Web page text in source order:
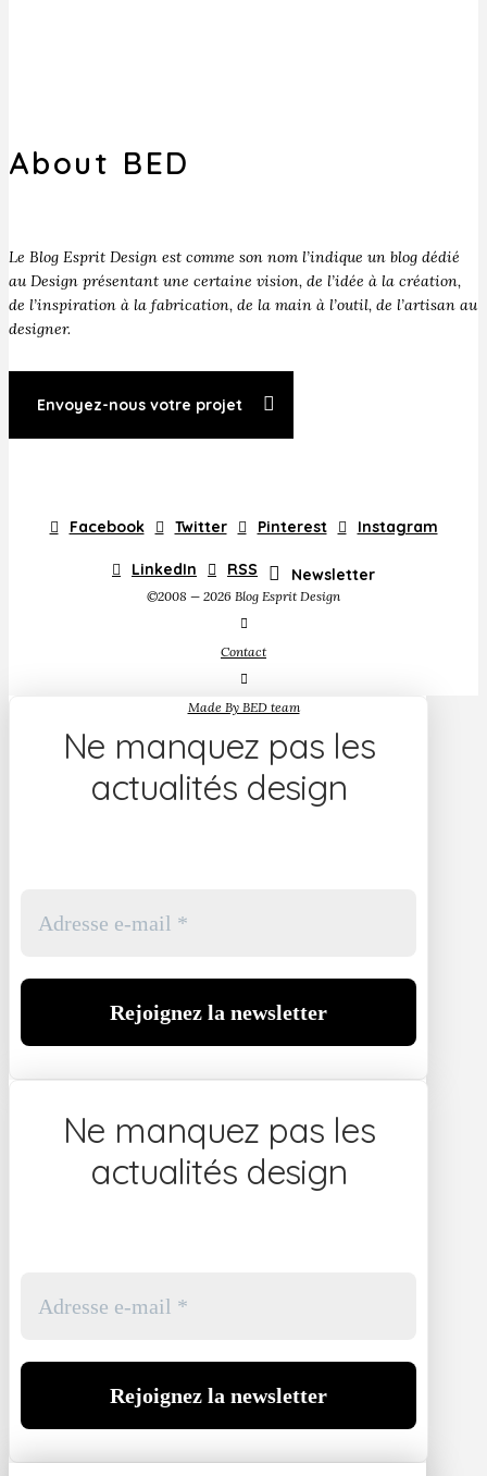
About BED
Le Blog Esprit Design est comme son nom l’indique un blog dédié
au Design présentant une certaine vision, de l’idée à la création,
de l’inspiration à la fabrication, de la main à l’outil, de l’artisan au
designer.
Envoyez-nous votre projet
Facebook Twitter Pinterest Instagram
LinkedIn RSS Newsletter
©2008 — 2026 Blog Esprit Design
Contact
Made By BED team
Ne manquez pas les
actualités design
Ne manquez pas les
actualités design